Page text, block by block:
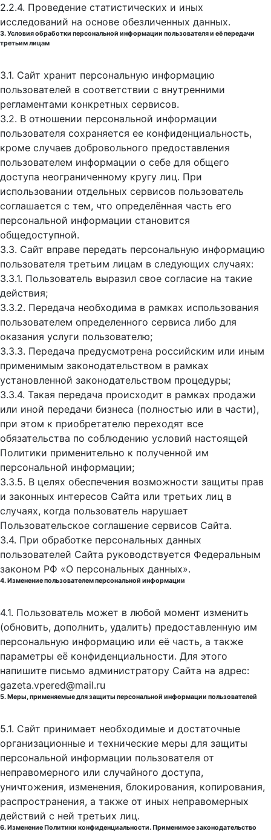
2.2.4. Проведение статистических и иных
исследований на основе обезличенных данных.
3. Условия обработки персональной информации пользователя и её передачи
третьим лицам
3.1. Сайт хранит персональную информацию
пользователей в соответствии с внутренними
регламентами конкретных сервисов.
3.2. В отношении персональной информации
пользователя сохраняется ее конфиденциальность,
кроме случаев добровольного предоставления
пользователем информации о себе для общего
доступа неограниченному кругу лиц. При
использовании отдельных сервисов пользователь
соглашается с тем, что определённая часть его
персональной информации становится
общедоступной.
3.3. Сайт вправе передать персональную информацию
пользователя третьим лицам в следующих случаях:
3.3.1. Пользователь выразил свое согласие на такие
действия;
3.3.2. Передача необходима в рамках использования
пользователем определенного сервиса либо для
оказания услуги пользователю;
3.3.3. Передача предусмотрена российским или иным
применимым законодательством в рамках
установленной законодательством процедуры;
3.3.4. Такая передача происходит в рамках продажи
или иной передачи бизнеса (полностью или в части),
при этом к приобретателю переходят все
обязательства по соблюдению условий настоящей
Политики применительно к полученной им
персональной информации;
3.3.5. В целях обеспечения возможности защиты прав
и законных интересов Сайта или третьих лиц в
случаях, когда пользователь нарушает
Пользовательское соглашение сервисов Сайта.
3.4. При обработке персональных данных
пользователей Сайта руководствуется Федеральным
законом РФ «О персональных данных».
4. Изменение пользователем персональной информации
4.1. Пользователь может в любой момент изменить
(обновить, дополнить, удалить) предоставленную им
персональную информацию или её часть, а также
параметры её конфиденциальности. Для этого
напишите письмо администратору Сайта на адрес:
gazeta.vpered@mail.ru
5. Меры, применяемые для защиты персональной информации пользователей
5.1. Сайт принимает необходимые и достаточные
организационные и технические меры для защиты
персональной информации пользователя от
неправомерного или случайного доступа,
уничтожения, изменения, блокирования, копирования,
распространения, а также от иных неправомерных
действий с ней третьих лиц.
6. Изменение Политики конфиденциальности. Применимое законодательство